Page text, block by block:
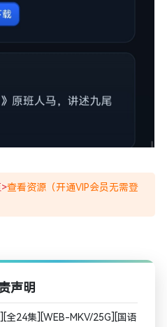
查看资源（开通VIP会员无需登
声明
全24集][WEB-MKV/25G][国语